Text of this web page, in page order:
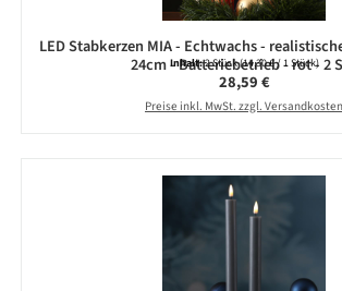
LED Stabkerzen MIA - Echtwachs -
24cm - Batteriebetrieb - rot - 2
Inhalt:2 Stück(14,30 € / 1 Stück)
Regulärer Preis:
28,59 €
Preise inkl. MwSt. zzgl. Versandkosten